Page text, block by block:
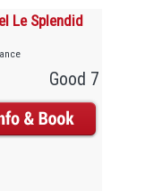
Le Splendid
Good 7